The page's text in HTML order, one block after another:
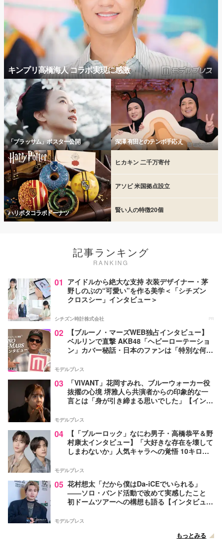
キンプリ高橋海人 コラボ実現に感激
「ブラッサム」ポスター公開 深澤 有田とのテンポ手応え
ハリポタコラボドーナツ
ヒカキン 二千万寄付
アソビ 米国拠点設立
賢い人の特徴20個
記事ランキング
RANKING
01 アイドルから絶大な支持 衣装デザイナー・茅
野しのぶの“可愛い”を作る美学＜「シチズン
クロスシー」インタビュー＞
シチズン時計株式会社 PR
02
【ブルーノ・マーズWEB独占インタビュー】
ベルリンで直撃 AKB48「ヘビーローテーショ
ン」カバー秘話・日本のファンは「特別な何か
モデルプレス
03
「VIVANT」花岡すみれ、ブルーウォーカー役
抜擢の心境 堺雅人ら共演者からの印象的な一
言とは「身が引き締まる思いでした」【インタ
モデルプレス
04
【「ブルーロック」なにわ男子・高橋恭平＆野
村康太インタビュー】「大好きな存在を壊して
しまわないか」人気キャラへの覚悟 10キロ増
モデルプレス
05 花村想太「だから僕はDa-iCEでいられる」
――ソロ・バンド活動で改めて実感したこと
初ドームツアーへの構想も語る【インタビュ
モデルプレス
もっとみる